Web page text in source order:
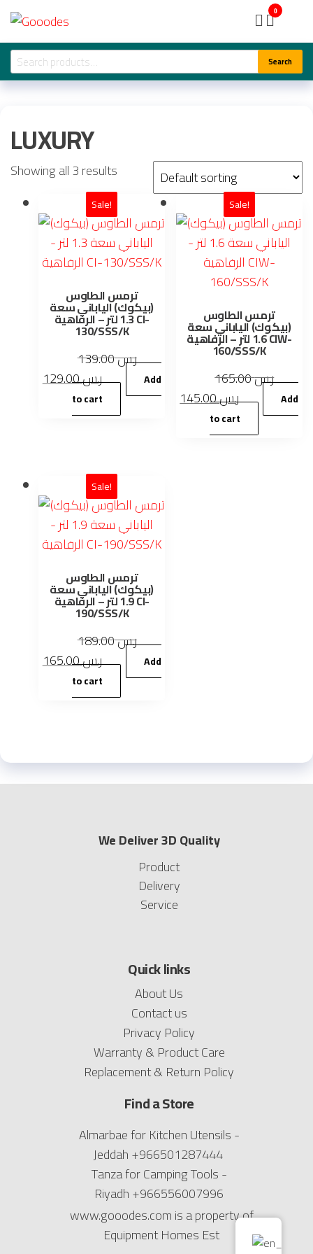
Skip
the
content
0
Search
for:
Search
LUXURY
Showing all 3 results
Sale!
ترمس الطاوس
(بيكوك) الياباني سعة
1.3 لتر – الرفاهية CI-
130/SSS/K
ر.س139.00
Originalر.س129.00
Current
price
is:
Add
to cart
Sale!
ترمس الطاوس
(بيكوك) الياباني سعة
1.6 لتر – الرفاهية CIW-
160/SSS/K
ر.س165.00
Originalر.س145.00
Current
price
is:
Add
to cart
Sale!
ترمس الطاوس
(بيكوك) الياباني سعة
1.9 لتر – الرفاهية CI-
190/SSS/K
ر.س189.00
Originalر.س165.00
Current
price
is:
Add
to cart
We Deliver 3D Quality
Product
Delivery
Service
Quick links
About Us
Contact us
Privacy Policy
Warranty & Product Care
Replacement & Return Policy
Find a Store
Almarbae for Kitchen Utensils -
Jeddah+966501287444
Tanza for Camping Tools -
Riyadh+966556007996
www.gooodes.com is a property of
Equipment Homes Est